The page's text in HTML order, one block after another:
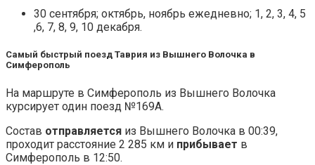
30 сентября; октябрь, ноябрь ежедневно; 1, 2, 3, 4, 5
,6, 7, 8, 9, 10 декабря.
Самый быстрый поезд Таврия из Вышнего Волочка в
Симферополь
На маршруте в Симферополь из Вышнего Волочка
курсирует один поезд №169А.
Состав отправляется из Вышнего Волочка в 00:39,
проходит расстояние 2 285 км и прибывает в
Симферополь в 12:50.